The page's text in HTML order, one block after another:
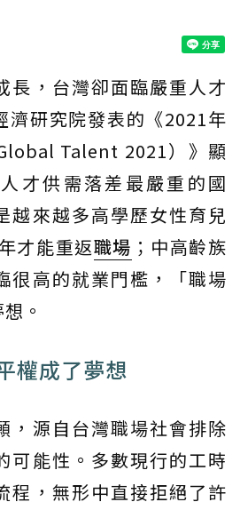
長，台灣卻面臨嚴重人才
濟研究院發表的《2021年
Talent 2021）》顯
才供需落差最嚴重的國
越來越多高學歷女性育兒
才能重返職場 ；中高齡族
很高的就業門檻，「職場
。
權成了夢想
，源自台灣職場社會排除
可能性。多數現行的工時
程，無形中直接拒絕了許